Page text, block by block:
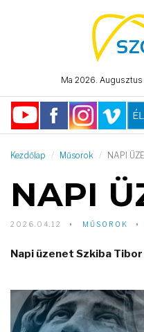
Ma 2026.
Kezdőlap Műsorok NAPI
NAPI
2026.04.12 MŰSOROK
Napi üzenet Szkiba
Video
Player